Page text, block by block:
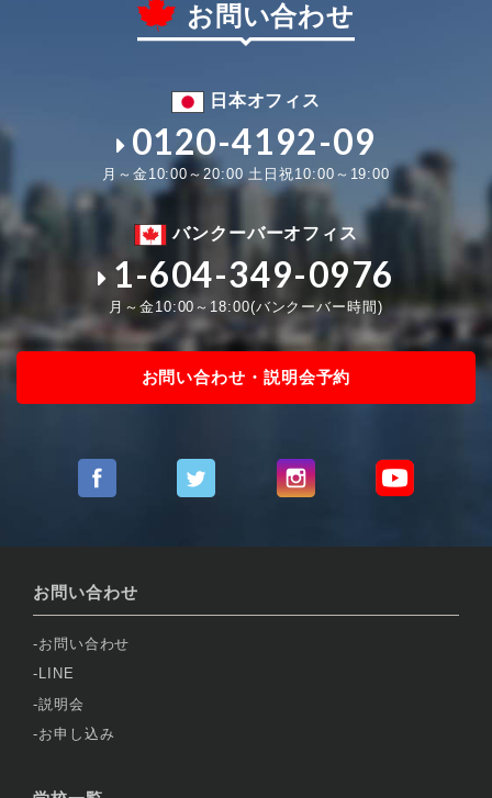
お問い合わせ
日本オフィス
0120-4192-09
月～金10:00～20:00 土日祝10:00～19:00
バンクーバーオフィス
1-604-349-0976
月～金10:00～18:00(バンクーバー時間)
お問い合わせ・説明会予約
お問い合わせ
お問い合わせ
LINE
説明会
お申し込み